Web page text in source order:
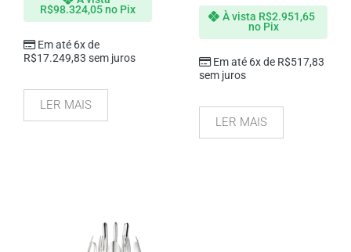
Em até 6x de
R$17.249,83 sem juros
R$98.324,05 no Pix
LER MAIS
Em até 6x de R$517,83
sem juros
À vista R$2.951,65
no Pix
LER MAIS